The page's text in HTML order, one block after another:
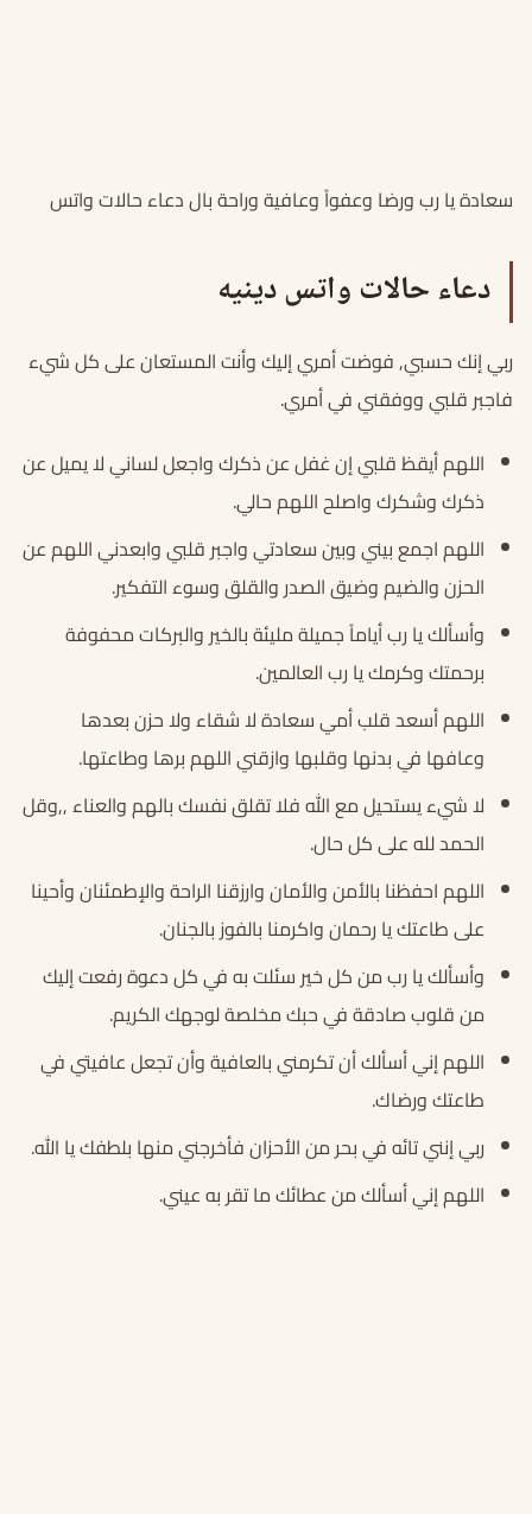
سعادة يا رب ورضا وعفواً وعافية وراحة بال دعاء حالات واتس
دعاء حالات واتسدينيه
ربي إنك حسبي, فوضت أمري إليك وأنت المستعان على كل شيء
فاجبر قلبي ووفقني في أمري.
اللهم أيقظ قلبي إن غفل عن ذكرك واجعل لساني لا يميل عن
ذكرك وشكرك واصلح اللهم حالي.
اللهم اجمع بيني وبين سعادتي واجبر قلبي وابعدني اللهم عن
الحزن والضيم وضيق الصدر والقلق وسوء التفكير.
وأسألك يا رب أياماً جميلة مليئة بالخير والبركات محفوفة
برحمتك وكرمك يا رب العالمين.
اللهم أسعد قلب أمي سعادة لا شقاء ولا حزن بعدها
وعافها في بدنها وقلبها وازقني اللهم برها وطاعتها.
لا شيء يستحيل مع الله فلا تقلق نفسك بالهم والعناء ,,وقل
الحمد لله على كل حال.
اللهم احفظنا بالأمن والأمان وارزقنا الراحة والإطمئنان وأحينا
على طاعتك يا رحمان واكرمنا بالفوز بالجنان.
وأسألك يا رب من كل خير سئلت به في كل دعوة رفعت إليك
من قلوب صادقة في حبك مخلصة لوجهك الكريم.
اللهم إني أسألك أن تكرمني بالعافية وأن تجعل عافيتي في
طاعتك ورضاك.
ربي إنني تائه في بحر من الأحزان فأخرجني منها بلطفك يا الله.
اللهم إني أسألك من عطائك ما تقر به عيني.